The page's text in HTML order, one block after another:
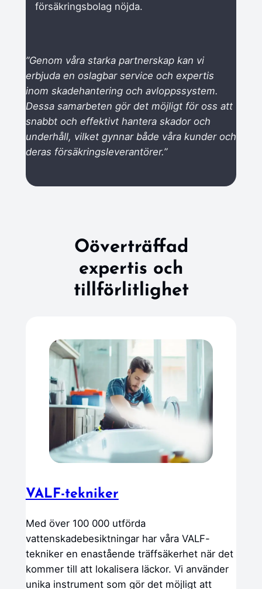
försäkringsbolag nöjda.
”Genom våra starka partnerskap kan vi
erbjuda en oslagbar service och expertis
inom skadehantering och avloppssystem.
Dessa samarbeten gör det möjligt för oss att
snabbt och effektivt hantera skador och
underhåll, vilket gynnar både våra kunder och
deras försäkringsleverantörer.”
Oöverträffad
expertis och
tillförlitlighet
VALF-tekniker
Med över 100 000 utförda
vattenskadebesiktningar har våra VALF-
tekniker en enastående träffsäkerhet när det
kommer till att lokalisera läckor. Vi använder
unika instrument som gör det möjligt att